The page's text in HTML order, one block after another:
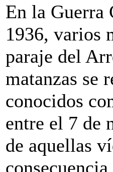
En la Guerra
1936, varios
paraje del
matanzas se
conocidos
entre el 7 de
de aquellas